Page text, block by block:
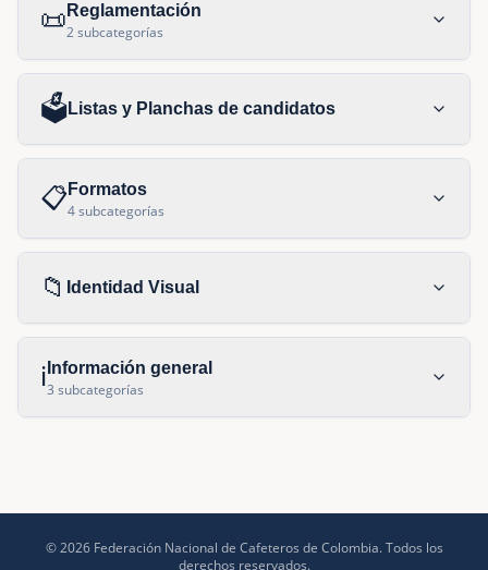
📜 Reglamentación
2subcategorías
🗳️Listas y Planchas de candidatos
📋Formatos
4subcategorías
📁 Identidad Visual
ℹ️ Información general
3 subcategorías
© 2026 Federación Nacional de Cafeteros de Colombia. Todos los
derechos reservados.